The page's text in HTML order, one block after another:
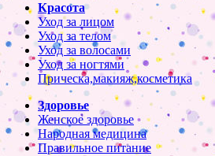
Красота
Уход за лицом
Уход за телом
Уход за волосами
Уход за ногтями
Прическа,макияж,косметика
Здоровье
Женское здоровье
Народная медицина
Правильное питание